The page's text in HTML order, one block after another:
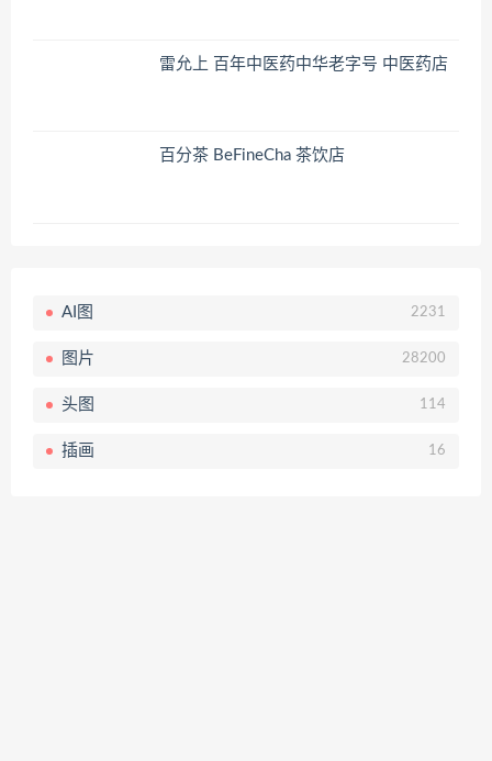
雷允上 百年中医药中华老字号 中医药店
百分茶 BeFineCha 茶饮店
AI图 2231
图片 28200
头图 114
插画 16